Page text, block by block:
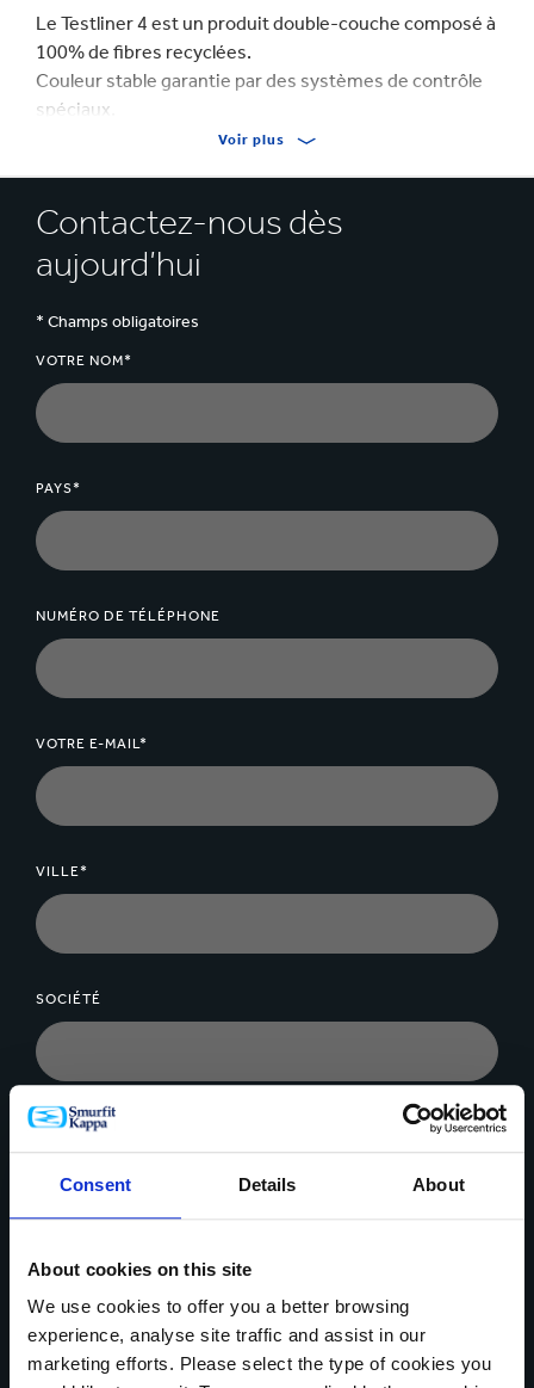
Consent Details About
About cookies on this site
We use cookies to offer you a better browsing
experience, analyse site traffic and assist in our
marketing efforts. Please select the type of cookies you
Le Testliner 4 est un produit double-couche composé à
100% de fibres recyclées.
Couleur stable garantie par des systèmes de contrôle
spéciaux.
priorité
Voir plus
Contactez-nous dès
aujourd’hui
* Champs obligatoires
VOTRE NOM*
PAYS*
NUMÉRO DE TÉLÉPHONE
VOTRE E-MAIL*
VILLE*
SOCIÉTÉ
MESSAGE*
Télécharger un fichier